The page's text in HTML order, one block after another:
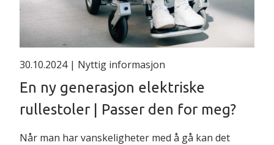
Klemme nakkestøtte for
montering på Eloflex H
Regntrekk Eloflex 254354
30.10.2024 | Nyttig informasjon
En ny generasjon elektriske
rullestoler | Passer den for meg?
Når man har vanskeligheter med å gå kan det